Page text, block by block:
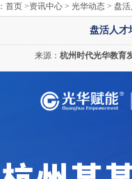
首页 >资讯中心 > 光华动态 > 盘
盘活人才
来源： 杭州时代光华教育